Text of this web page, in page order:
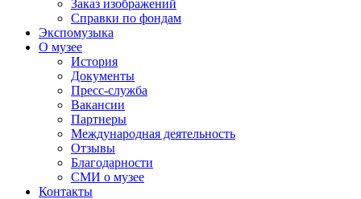
Заказ изображений
Справки по фондам
Экспомузыка
О музее
История
Документы
Пресс-служба
Вакансии
Партнеры
Международная деятельность
Отзывы
Благодарности
СМИ о музее
Контакты